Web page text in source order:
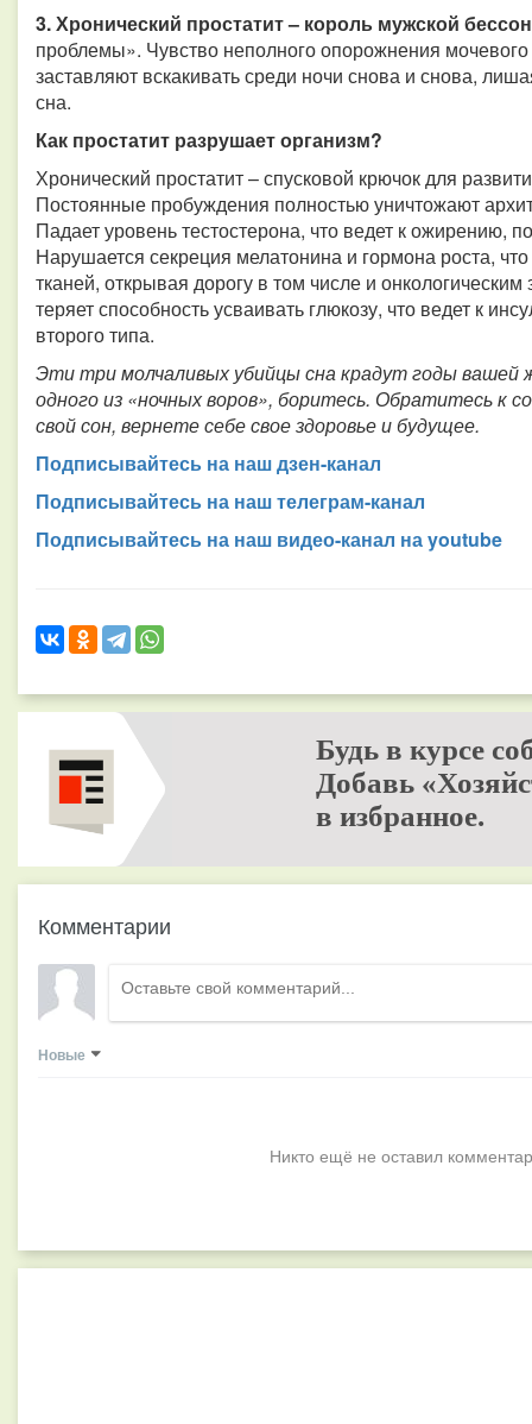
3. Хронический простатит – король мужской
проблемы». Чувство неполного опорожнения
заставляют вскакивать среди ночи снова и снова,
сна.
Как простатит разрушает организм?
Хронический простатит – спусковой крючок для
Постоянные пробуждения полностью уничтожают
Падает уровень тестостерона, что ведет к ожирению,
Нарушается секреция мелатонина и гормона роста,
тканей, открывая дорогу в том числе и
теряет способность усваивать глюкозу, что ведет к
второго типа.
Эти три молчаливых убийцы сна крадут годы вашей
одного из «ночных воров», боритесь. Обратитесь к
свой сон, вернете себе свое здоровье и будущее.
Подписывайтесь на наш дзен-канал
Подписывайтесь на наш телеграм-канал
Подписывайтесь на наш видео-канал на youtube
Будь в курсе
Добавь
в избранное.
Комментарии
Новые
Никто ещё не оставил